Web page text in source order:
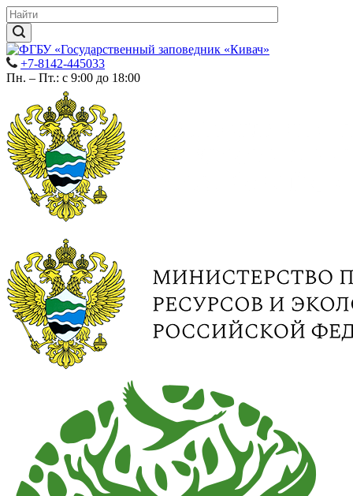
+7-8142-445033
Пн. – Пт.: с 9:00 до 18:00